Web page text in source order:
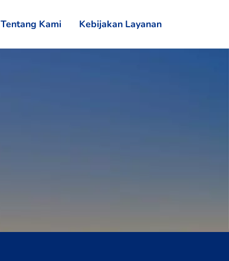
Tentang Kami Kebijakan Layanan